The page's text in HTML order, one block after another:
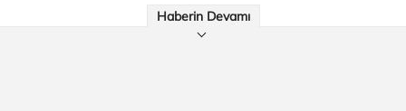
Haberin Devamı